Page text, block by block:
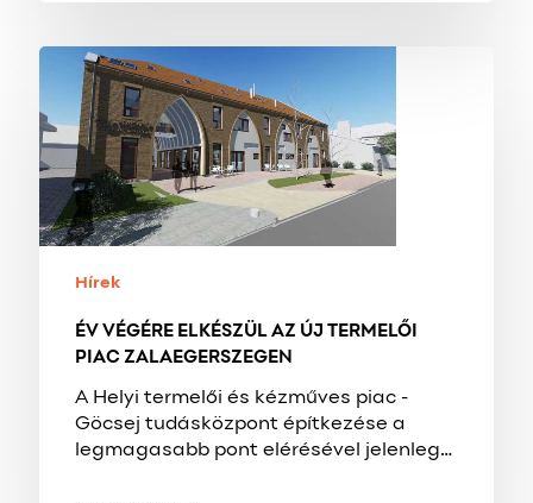
VÉGÉRE
ELKÉSZÜL
AZ
ÚJ
TERMELŐI
PIAC
ZALAEGERSZEGEN
Hírek
ÉV VÉGÉRE ELKÉSZÜL AZ ÚJ TERMELŐI
PIAC ZALAEGERSZEGEN
A Helyi termelői és kézműves piac -
Göcsej tudásközpont építkezése a
legmagasabb pont elérésével jelenleg…